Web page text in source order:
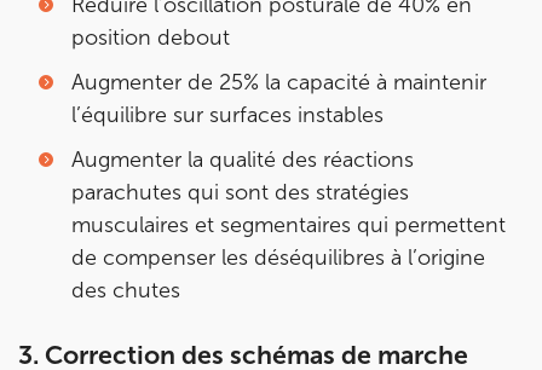
position debout
Augmenter de 25% la capacité à maintenir
l’équilibre sur surfaces instables
Augmenter la qualité des réactions
parachutes qui sont des stratégies
musculaires et segmentaires qui permettent
de compenser les déséquilibres à l’origine
des chutes
3. Correction des schémas de marche